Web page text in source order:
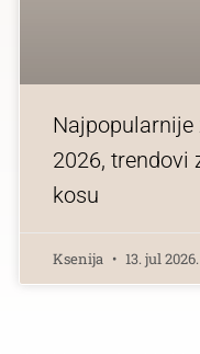
2026, trendovi
kosu
Ksenija 13. jul 2026.